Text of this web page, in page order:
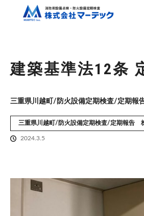
建築基準法12条 定期報告
建築基準法12条
三重県川越町/防火設備定期検査/定期報
三重県川越町/防火設備定期検査/定期報告
2024.3.5